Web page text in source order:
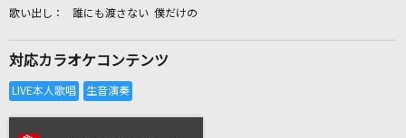
カラオケリクエスト
リアルタイムで歌われている曲の一覧
誰にも渡さない 僕だけの
対応カラオケコンテンツ